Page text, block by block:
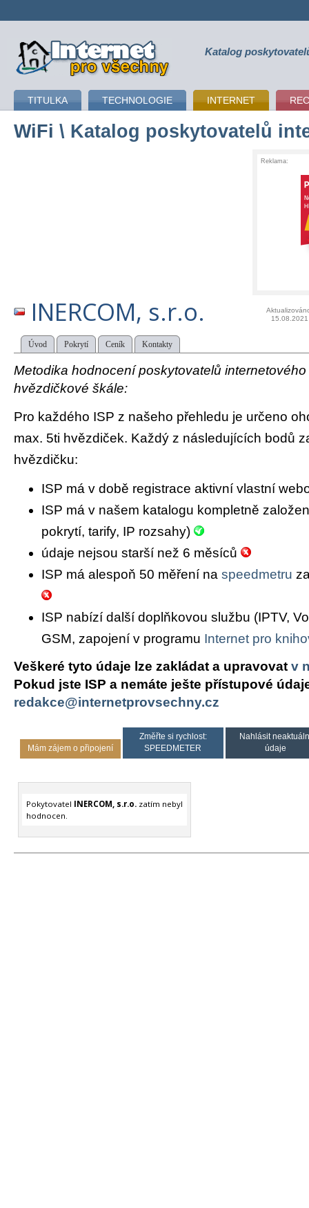
připojení k internetu Katalog
TITULKA TECHNOLOGIE INTERNET
WiFi \ Katalog poskytovatelů
Reklama:
INERCOM, s.r.o.
15.08.2021
Úvod Pokrytí Ceník Kontakty
Metodika hodnocení poskytovatelů
hvězdičkové škále:
Pro každého ISP z našeho přehledu je určeno
max. 5ti hvězdiček. Každý z následujících bodů
hvězdičku:
ISP má v době registrace aktivní vlastní
ISP má v našem katalogu kompletně
pokrytí, tarify, IP rozsahy)
údaje nejsou starší než 6 měsíců
ISP má alespoň 50 měření na speedmetru
ISP nabízí další doplňkovou službu (IPTV,
GSM, zapojení v programu Internet pro
Veškeré tyto údaje lze zakládat a upravovat v
Pokud jste ISP a nemáte ješte přístupové
redakce@internetprovsechny.cz
Mám zájem o připojení
Změřte si rychlost:
SPEEDMETER
Nahlásit
údaje
Pokytovatel INERCOM, s.r.o.zatím nebyl
hodnocen.